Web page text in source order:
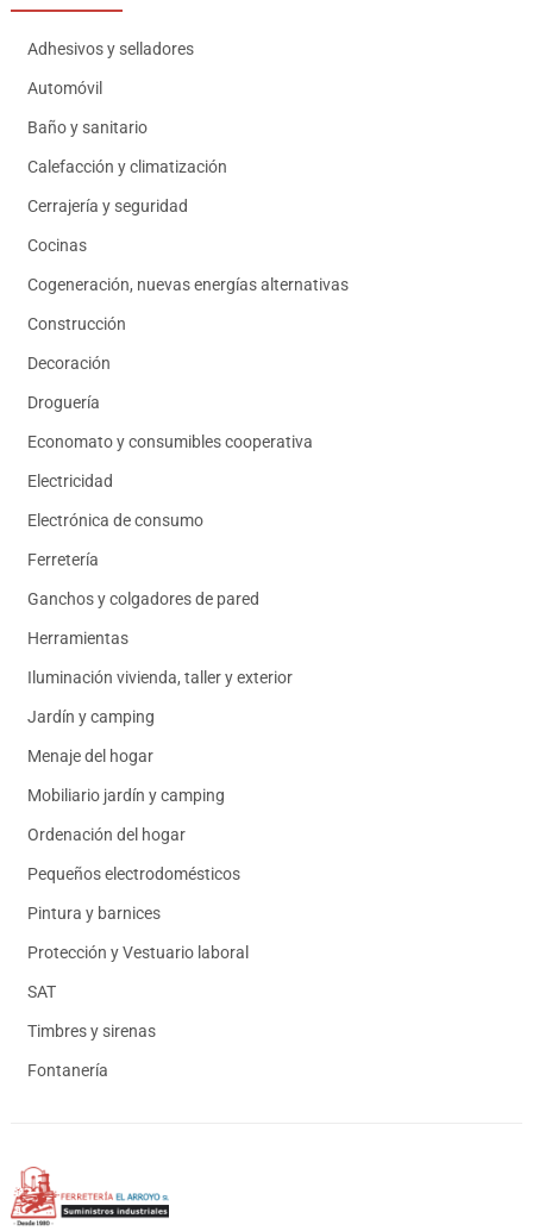
Adhesivos y selladores
Automóvil
Baño y sanitario
Calefacción y climatización
Cerrajería y seguridad
Cocinas
Cogeneración, nuevas energías alternativas
Construcción
Decoración
Droguería
Economato y consumibles cooperativa
Electricidad
Electrónica de consumo
Ferretería
Ganchos y colgadores de pared
Herramientas
Iluminación vivienda, taller y exterior
Jardín y camping
Menaje del hogar
Mobiliario jardín y camping
Ordenación del hogar
Pequeños electrodomésticos
Pintura y barnices
Protección y Vestuario laboral
SAT
Timbres y sirenas
Fontanería